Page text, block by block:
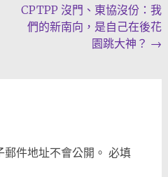
CPTPP 沒門、東協沒份：我
們的新南向，是自己在後花
園跳大神？ →
件地址不會公開。 必填